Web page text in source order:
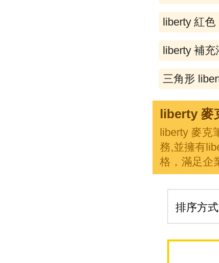
liberty 紅色
liberty 補充
三角形
liberty 麥
liberty 麥克
務,並擁有
格，滿足企
排序方